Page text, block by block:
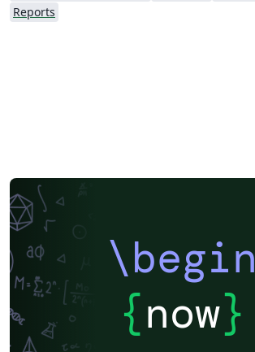
Reports
\begin
{now}